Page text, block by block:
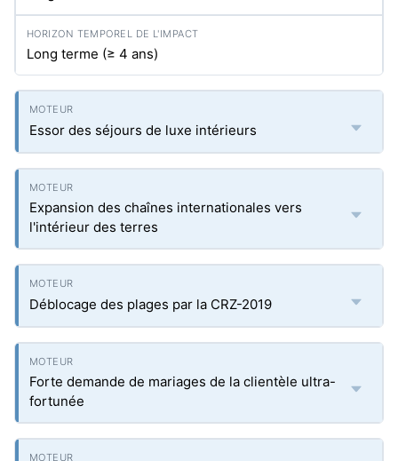
Long terme (≥ 4 ans)
Essor des séjours de luxe intérieurs
Expansion des chaînes internationales vers
l'intérieur des terres
Déblocage des plages par la CRZ-2019
Forte demande de mariages de la clientèle ultra-
fortunée